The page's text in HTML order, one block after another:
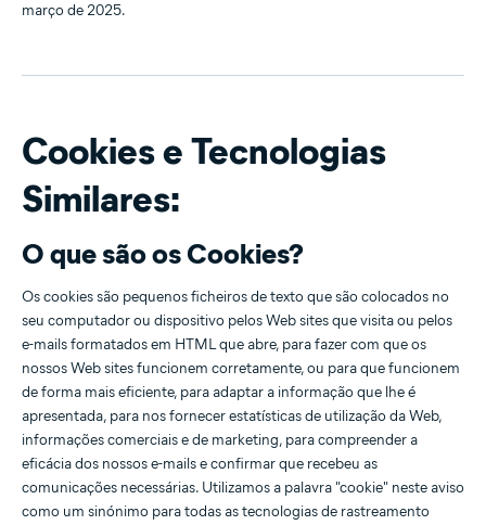
março de 2025.
Cookies e Tecnologias
Similares:
O que são os Cookies?
Os cookies são pequenos ficheiros de texto que são colocados no
seu computador ou dispositivo pelos Web sites que visita ou pelos
e-mails formatados em HTML que abre, para fazer com que os
nossos Web sites funcionem corretamente, ou para que funcionem
de forma mais eficiente, para adaptar a informação que lhe é
apresentada, para nos fornecer estatísticas de utilização da Web,
informações comerciais e de marketing, para compreender a
eficácia dos nossos e-mails e confirmar que recebeu as
comunicações necessárias. Utilizamos a palavra "cookie" neste aviso
como um sinónimo para todas as tecnologias de rastreamento